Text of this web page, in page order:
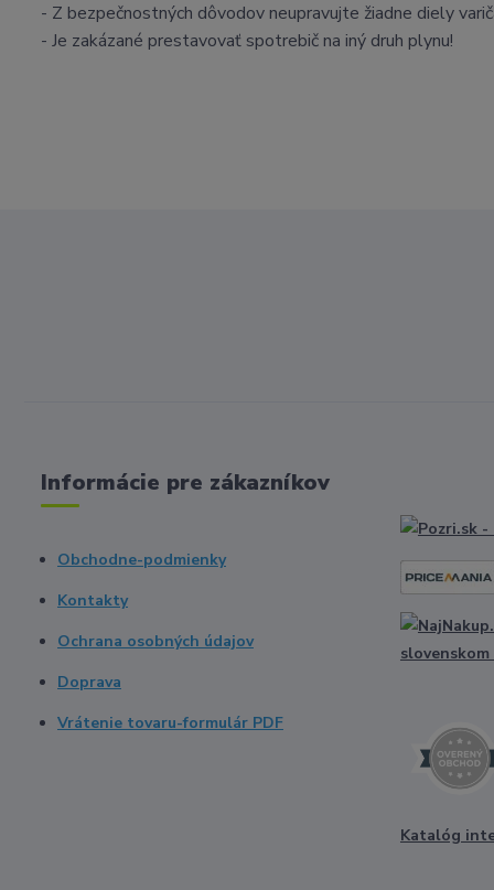
- Z bezpečnostných dôvodov neupravujte žiadne diely
- Je zakázané prestavovať spotrebič na iný druh plynu!
Informácie pre zákazníkov
Obchodne-podmienky
Kontakty
Ochrana osobných údajov
Doprava
Vrátenie tovaru-formulár PDF
Katalóg